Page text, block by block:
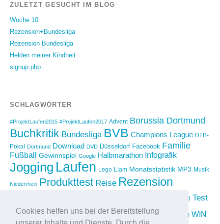
Cookies helfen uns bei der Bereitstellung
ZULETZT GESUCHT IM BLOG
Woche 10
Rezension+Bundesliga
Rezension Bundesliga
Helden meiner Kindheit
signup.php
SCHLAGWÖRTER
#ProjektLaufen2015 #ProjektLaufen2017 Advent Borussia Dortmund
Buchkritik Bundesliga BVB Champions League DFB-
Pokal Dortmund Download DVD Düsseldorf Facebook Familie
Fußball Gewinnspiel Google Halbmarathon Infografik
Jogging Laufen Lego Liam Monatsstatistik MP3 Musik
Niederrhein Produkttest Reise Rezension
sponsored Test
Twitter Urlaub Video vimeo Weihnachten Wettkampf WIN